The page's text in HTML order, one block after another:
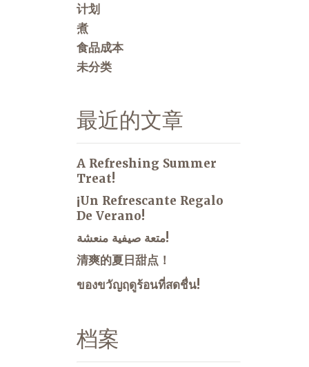
计划
煮
食品成本
未分类
最近的文章
A Refreshing Summer
Treat!
¡Un Refrescante Regalo
De Verano!
متعة صيفية منعشة!
清爽的夏日甜点！
ของขวัญฤดูร้อนที่สดชื่น!
档案